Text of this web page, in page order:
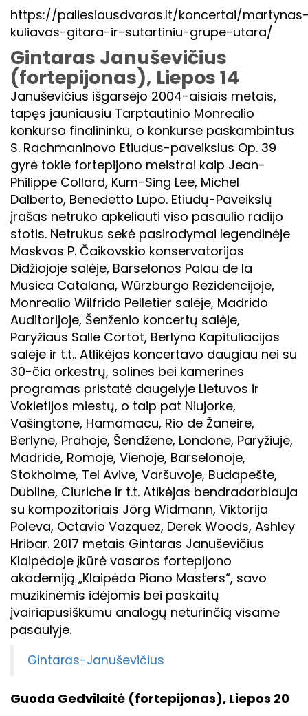
https://paliesiausdvaras.lt/koncertai/
kuliavas-gitara-ir-sutartiniu-grupe-utara/
Gintaras Januševičius
(fortepijonas), Liepos 14
Januševičius išgarsėjo 2004-aisiais metais,
tapęs jauniausiu Tarptautinio Monrealio
konkurso finalininku, o konkurse paskambintus
S. Rachmaninovo Etiudus-paveikslus Op. 39
gyrė tokie fortepijono meistrai kaip Jean-
Philippe Collard, Kum-Sing Lee, Michel
Dalberto, Benedetto Lupo. Etiudų-Paveikslų
įrašas netruko apkeliauti viso pasaulio radijo
stotis. Netrukus sekė pasirodymai legendinėje
Maskvos P. Čaikovskio konservatorijos
Didžiojoje salėje, Barselonos Palau de la
Musica Catalana, Würzburgo Rezidencijoje,
Monrealio Wilfrido Pelletier salėje, Madrido
Auditorijoje, Šenženio koncertų salėje,
Paryžiaus Salle Cortot, Berlyno Kapituliacijos
salėje ir t.t.. Atlikėjas koncertavo daugiau nei su
30-čia orkestrų, solines bei kamerines
programas pristatė daugelyje Lietuvos ir
Vokietijos miestų, o taip pat Niujorke,
Vašingtone, Hamamacu, Rio de Žaneire,
Berlyne, Prahoje, Šendžene, Londone, Paryžiuje,
Madride, Romoje, Vienoje, Barselonoje,
Stokholme, Tel Avive, Varšuvoje, Budapešte,
Dubline, Ciuriche ir t.t. Atikėjas bendradarbiauja
su kompozitoriais Jörg Widmann, Viktorija
Poleva, Octavio Vazquez, Derek Woods, Ashley
Hribar. 2017 metais Gintaras Januševičius
Klaipėdoje įkūrė vasaros fortepijono
akademiją „Klaipėda Piano Masters“, savo
muzikinėmis idėjomis bei paskaitų
įvairiapusiškumu analogų neturinčią visame
pasaulyje.
Gintaras-Januševičius
Guoda Gedvilaitė (fortepijonas), Liepos 20